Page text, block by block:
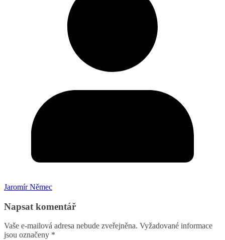
Jaromír Němec
Napsat komentář
Vaše e-mailová adresa nebude zveřejněna. Vyžadované informace
jsou označeny *